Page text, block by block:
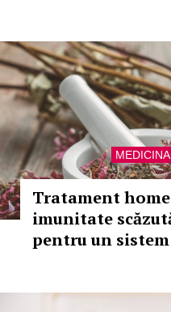
Tratament
imunitate
pentru un